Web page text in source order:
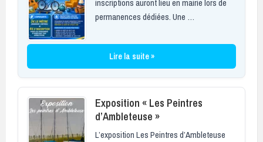
inscriptions auront lieu en mairie lors de
permanences dédiées. Une …
Lire la suite »
Exposition « Les Peintres
d’Ambleteuse »
L’exposition Les Peintres d’Ambleteuse